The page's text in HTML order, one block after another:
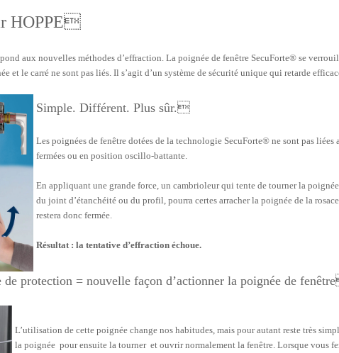
HOPPE
aux nouvelles méthodes d’effraction. La poignée de fenêtre SecuForte® se
et le carré ne sont pas liés. Il s’agit d’un système de sécurité unique qui retarde
Simple. Différent. Plus sûr.
Les poignées de fenêtre dotées de la technologie SecuForte® ne sont pas
fermées ou en position oscillo-battante.
En appliquant une grande force, un cambrioleur qui tente de tourner la
du joint d’étanchéité ou du profil, pourra certes arracher la poignée de la
restera donc fermée.
Résultat : la tentative d’effraction échoue.
protection = nouvelle façon d’actionner la poignée de
L’utilisation de cette poignée change nos habitudes, mais pour autant reste très
la poignée pour ensuite la tourner et ouvrir normalement la fenêtre. Lorsque vous